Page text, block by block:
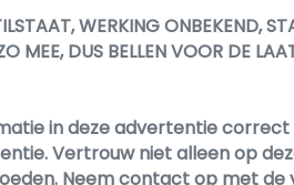
WERKING ONBEKEND,
MEE, DUS BELLEN VOOR DE
in deze advertentie
Vertrouw niet alleen op
Neem contact op met